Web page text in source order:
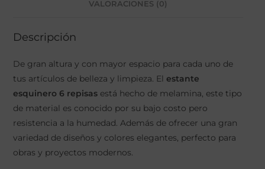
VALORACIONES (0)
Descripción
De gran altura y con mayor espacio para cada uno de
tus artículos de belleza y limpieza. El estante
esquinero 6 repisasestá hecho de melamina, este tipo
de material es conocido por su bajo costo pero
resistencia a la humedad. Además de ofrecer una gran
variedad de diseños y colores elegantes, perfecto para
obras y proyectos modernos.